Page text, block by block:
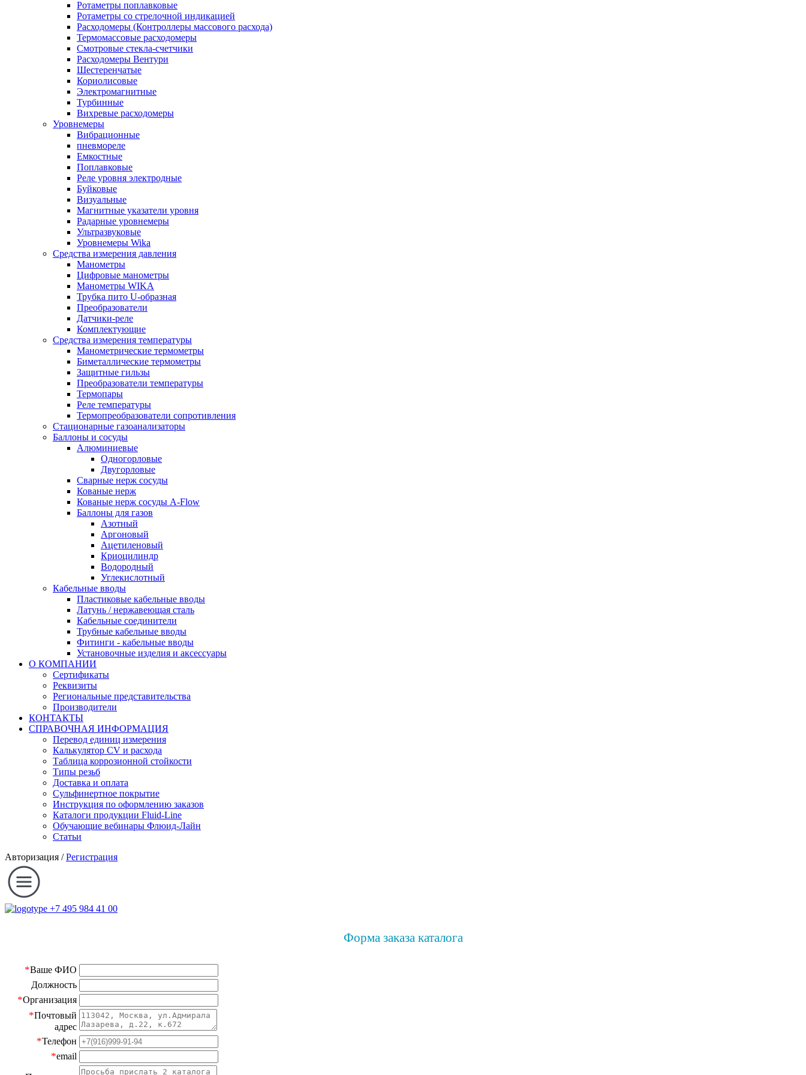
Ротаметры поплавковые
Ротаметры со стрелочной индикацией
Расходомеры (Контроллеры массового расхода)
Термомассовые расходомеры
Смотровые стекла-счетчики
Расходомеры Вентури
Шестеренчатые
Кориолисовые
Электромагнитные
Турбинные
Вихревые расходомеры
Уровнемеры
Вибрационные
пневмореле
Емкостные
Поплавковые
Реле уровня электродные
Буйковые
Визуальные
Магнитные указатели уровня
Радарные уровнемеры
Ультразвуковые
Уровнемеры Wika
Средства измерения давления
Манометры
Цифровые манометры
Манометры WIKA
Трубка пито U-образная
Преобразователи
Датчики-реле
Комплектующие
Средства измерения температуры
Манометрические термометры
Биметаллические термометры
Защитные гильзы
Преобразователи температуры
Термопары
Реле температуры
Термопреобразователи сопротивления
Стационарные газоанализаторы
Баллоны и сосуды
Алюминиевые
Одногорловые
Двугорловые
Сварные нерж сосуды
Кованые нерж
Кованые нерж сосуды A-Flow
Баллоны для газов
Азотный
Аргоновый
Ацетиленовый
Криоцилиндр
Водородный
Углекислотный
Кабельные вводы
Пластиковые кабельные вводы
Латунь / нержавеющая сталь
Кабельные соединители
Трубные кабельные вводы
Фитинги - кабельные вводы
Установочные изделия и аксессуары
О КОМПАНИИ
Сертификаты
Реквизиты
Региональные представительства
Производители
КОНТАКТЫ
СПРАВОЧНАЯ ИНФОРМАЦИЯ
Перевод единиц измерения
Калькулятор CV и расхода
Таблица коррозионной стойкости
Типы резьб
Доставка и оплата
Сульфинертное покрытие
Инструкция по оформлению заказов
Каталоги продукции Fluid-Line
Обучающие вебинары Флюид-Лайн
Статьи
Авторизация /Регистрация
+7 495 984 41 00
Форма заказа каталога
*Ваше ФИО
Должность
*Организация
*Почтовый
адрес
*Телефон
*email